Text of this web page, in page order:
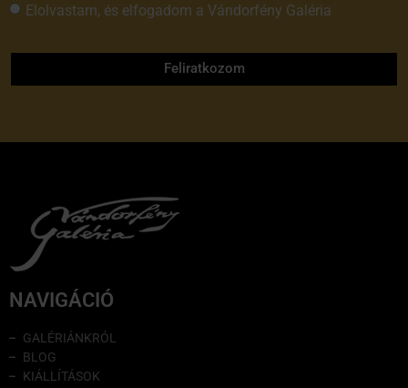
Elolvastam, és elfogadom a Vándorfény Galéria
Feliratkozom
NAVIGÁCIÓ
GALÉRIÁNKRÓL
BLOG
KIÁLLÍTÁSOK